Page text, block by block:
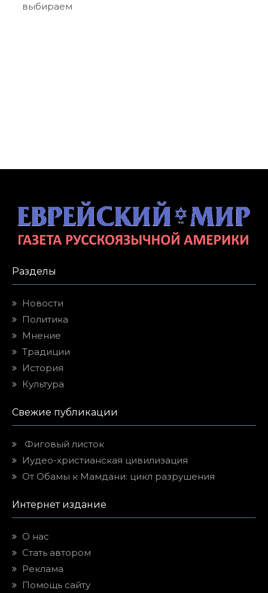
выбираем
Разделы
Новости
Политика
Мнение
Традиции
История
Культура
Свежие публикации
Фиговый листок
Иудео-христианская цивилизация
От Обамы к Мамдани: цикл разрушения
Интернет издание
О нас
Стать автором
Реклама
Помощь сайту